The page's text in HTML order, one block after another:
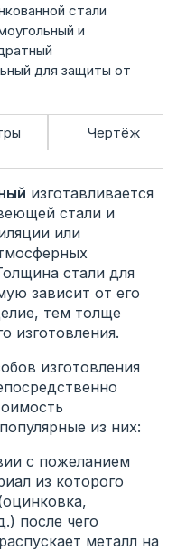
стали
и
для защиты от
Чертёж
изготавливается
стали и
или
стали для
зависит от его
тем толще
изготовления.
изготовления
из них:
с пожеланием
из которого
после чего
металл на